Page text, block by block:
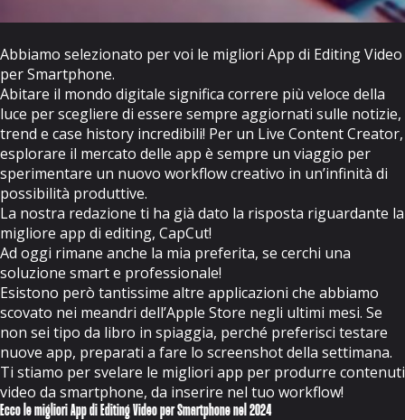
Abbiamo selezionato per voi le migliori App di Editing Video
per Smartphone.
Abitare il mondo digitale significa correre più veloce della
luce per scegliere di essere sempre aggiornati sulle notizie,
trend e case history incredibili! Per un Live Content Creator,
esplorare il mercato delle app è sempre un viaggio per
sperimentare un nuovo workflow creativo in un’infinità di
possibilità produttive.
La nostra redazione ti ha già dato la risposta riguardante la
migliore app di editing, CapCut!
Ad oggi rimane anche la mia preferita, se cerchi una
soluzione smart e professionale!
Esistono però tantissime altre applicazioni che abbiamo
scovato nei meandri dell’Apple Store negli ultimi mesi. Se
non sei tipo da libro in spiaggia, perché preferisci testare
nuove app, preparati a fare lo screenshot della settimana.
Ti stiamo per svelare le migliori app per produrre contenuti
video da smartphone, da inserire nel tuo workflow!
Ecco le migliori App di Editing Video per Smartphone nel 2024